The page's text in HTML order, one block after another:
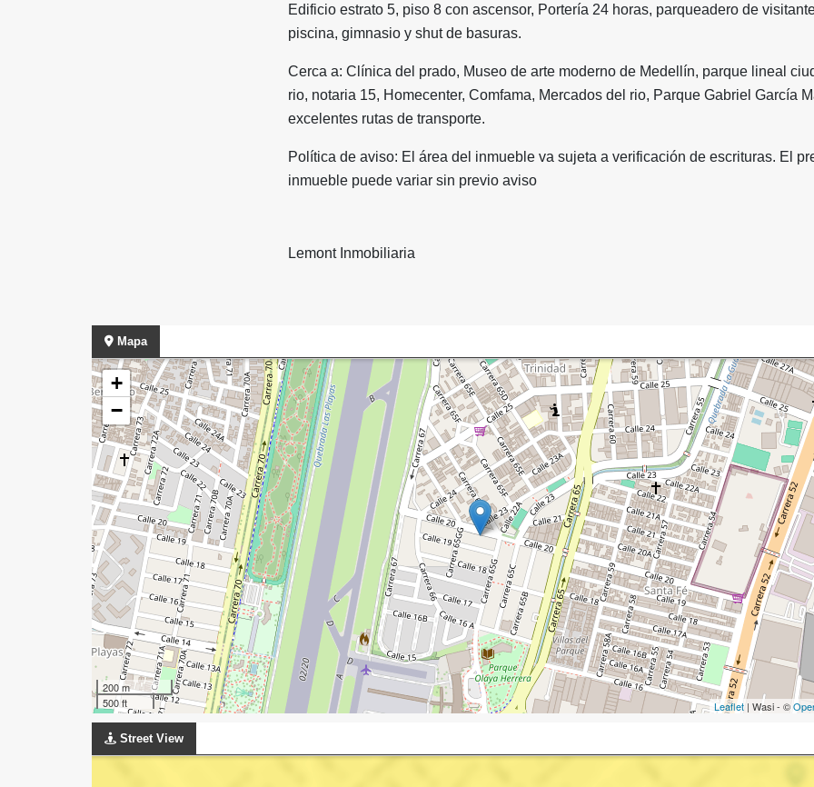
Edificio estrato 5, piso 8 con ascensor, Portería 24 horas, parqueadero de
piscina, gimnasio y shut de basuras.
Cerca a: Clínica del prado, Museo de arte moderno de Medellín, parque lineal
rio, notaria 15, Homecenter, Comfama, Mercados del rio, Parque Gabriel García
excelentes rutas de transporte.
Política de aviso: El área del inmueble va sujeta a verificación de escrituras. El
inmueble puede variar sin previo aviso
Lemont Inmobiliaria
Mapa
+
−
200 m
500 ft
Leaflet | Wasi - ©
Street View